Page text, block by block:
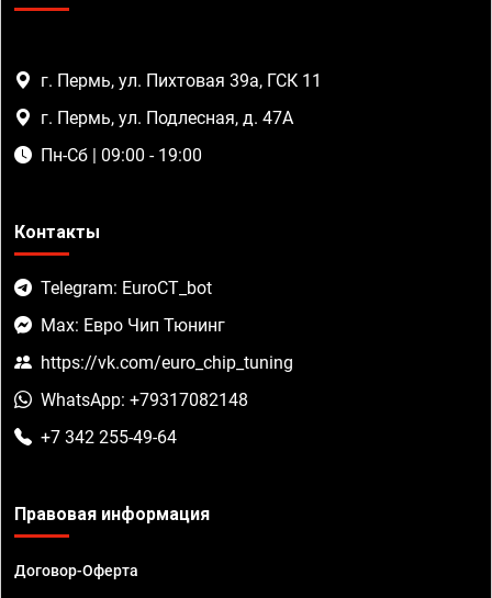
г. Пермь, ул. Пихтовая 39а, ГСК 11
г. Пермь, ул. Подлесная, д. 47А
Пн-Сб | 09:00 - 19:00
Контакты
Telegram: EuroCT_bot
Max: Евро Чип Тюнинг
https://vk.com/euro_chip_tuning
WhatsApp: +79317082148
+7 342 255-49-64
Правовая информация
Договор-Оферта